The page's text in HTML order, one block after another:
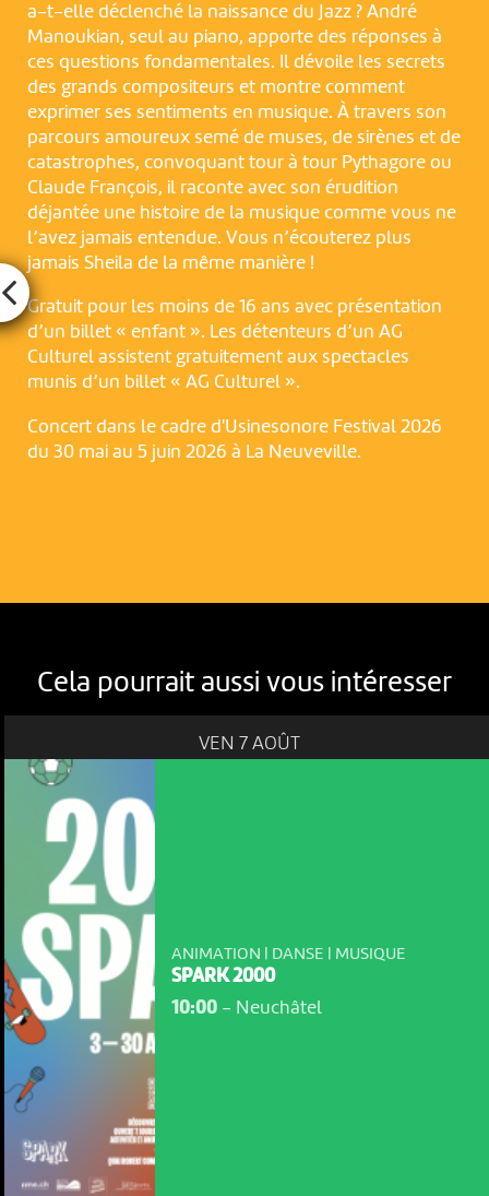
a-t-elle déclenché la naissance du Jazz ? André
Manoukian, seul au piano, apporte des réponses à
ces questions fondamentales. Il dévoile les secrets
des grands compositeurs et montre comment
exprimer ses sentiments en musique. À travers son
parcours amoureux semé de muses, de sirènes et de
catastrophes, convoquant tour à tour Pythagore ou
Claude François, il raconte avec son érudition
déjantée une histoire de la musique comme vous ne
l’avez jamais entendue. Vous n’écouterez plus
jamais Sheila de la même manière !
Gratuit pour les moins de 16 ans avec présentation
d’un billet « enfant ». Les détenteurs d’un AG
Culturel assistent gratuitement aux spectacles
munis d’un billet « AG Culturel ».
Concert dans le cadre d'Usinesonore Festival 2026
du 30 mai au 5 juin 2026 à La Neuveville.
Cela pourrait aussi vous intéresser
VEN 7 AOÛT
ANIMATION | DANSE | MUSIQUE
SPARK 2000
10:00- Neuchâtel